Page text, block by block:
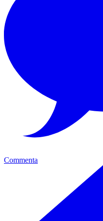
Commenta